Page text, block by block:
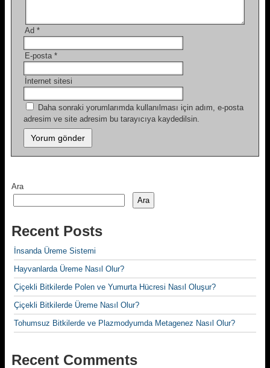
Ad *
E-posta *
İnternet sitesi
Daha sonraki yorumlarımda kullanılması için adım, e-posta
adresim ve site adresim bu tarayıcıya kaydedilsin.
Ara
Ara
Recent Posts
İnsanda Üreme Sistemi
Hayvanlarda Üreme Nasıl Olur?
Çiçekli Bitkilerde Polen ve Yumurta Hücresi Nasıl Oluşur?
Çiçekli Bitkilerde Üreme Nasıl Olur?
Tohumsuz Bitkilerde ve Plazmodyumda Metagenez Nasıl Olur?
Recent Comments